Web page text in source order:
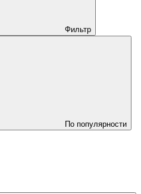
Фильтр
По популярности